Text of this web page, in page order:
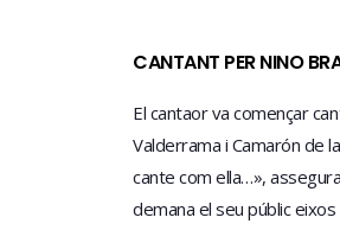
CANTANT PER NINO
El cantaor va començar
Valderrama i Camarón de
cante com ella…»,
demana el seu públic eixos